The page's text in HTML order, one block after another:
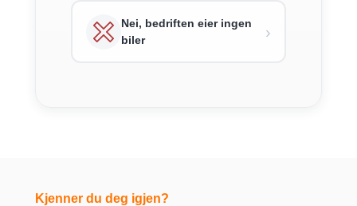
Nei, bedriften eier ingen
biler
›
Kjenner du deg igjen?